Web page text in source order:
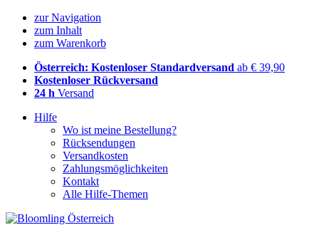
zur Navigation
zum Inhalt
zum Warenkorb
Österreich: Kostenloser Standardversand ab € 39,90
Kostenloser Rückversand
24 h Versand
Hilfe
Wo ist meine Bestellung?
Rücksendungen
Versandkosten
Zahlungsmöglichkeiten
Kontakt
Alle Hilfe-Themen